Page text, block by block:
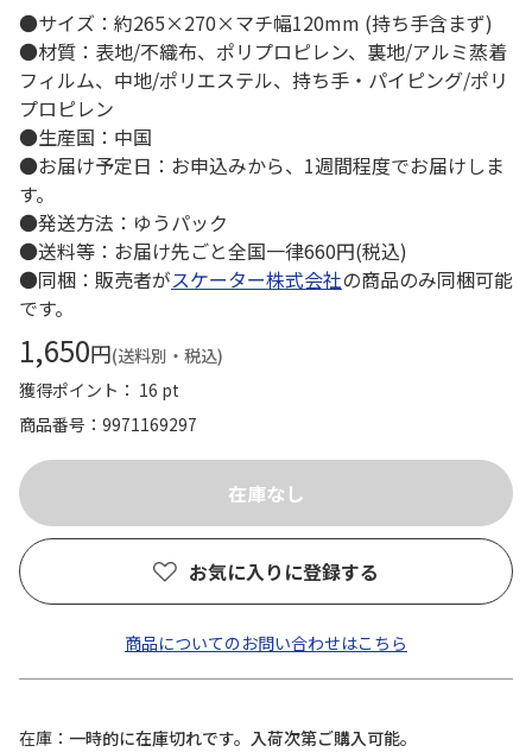
●サイズ：約265×270×マチ幅120mm (持ち手含まず)
●材質：表地/不織布、ポリプロピレン、裏地/アルミ蒸着
フィルム、中地/ポリエステル、持ち手・パイピング/ポリ
プロピレン
●生産国：中国
●お届け予定日：お申込みから、1週間程度でお届けしま
す。
●発送方法：ゆうパック
●送料等：お届け先ごと全国一律660円(税込)
●同梱：販売者がスケーター株式会社の商品のみ同梱可能
です。
1,650円(送料別・税込)
獲得ポイント： 16 pt
商品番号
9971169297
お気に入りに登録する
商品についてのお問い合わせはこちら
在庫
一時的に在庫切れです。入荷次第ご購入可能。